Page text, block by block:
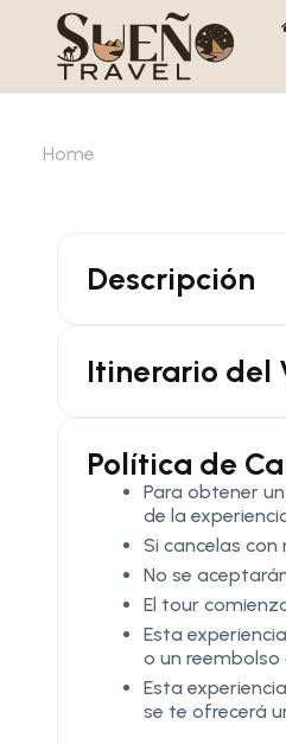
Home
Descripción
Itinerario del
Política de
Para obtener
de la
Si cancelas
No se
El tour
Esta
o un
Esta
se te ofrecerá